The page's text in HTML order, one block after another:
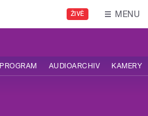
ŽIVĚ MENU
PROGRAM AUDIOARCHIV KAMERY